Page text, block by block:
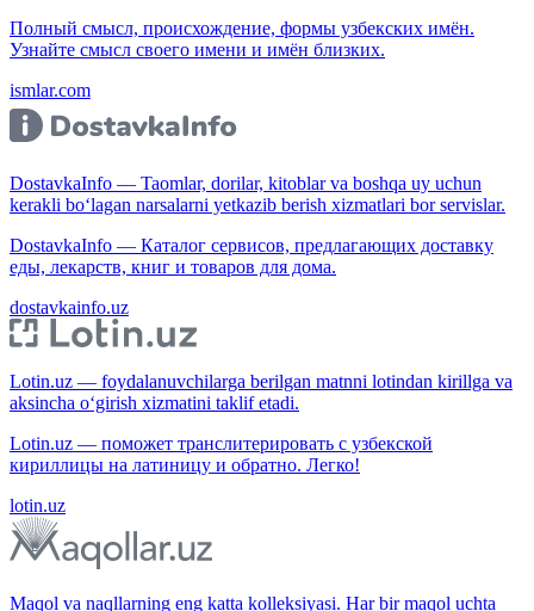
Полный смысл, происхождение, формы узбекских имён.
Узнайте смысл своего имени и имён близких.
ismlar.com
DostavkaInfo — Taomlar, dorilar, kitoblar va boshqa uy uchun
kerakli bo‘lagan narsalarni yetkazib berish xizmatlari bor servislar.
DostavkaInfo — Каталог сервисов, предлагающих доставку
еды, лекарств, книг и товаров для дома.
dostavkainfo.uz
Lotin.uz — foydalanuvchilarga berilgan matnni lotindan kirillga va
aksincha o‘girish xizmatini taklif etadi.
Lotin.uz — поможет транслитерировать с узбекской
кириллицы на латиницу и обратно. Легко!
lotin.uz
Maqol va naqllarning eng katta kolleksiyasi. Har bir maqol uchta